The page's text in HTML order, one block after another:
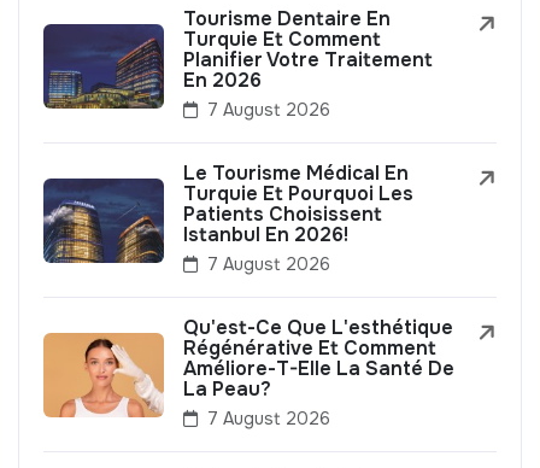
Tourisme Dentaire En
Turquie Et Comment
Planifier Votre Traitement
En 2026
7 August 2026
Le Tourisme Médical En
Turquie Et Pourquoi Les
Patients Choisissent
Istanbul En 2026!
7 August 2026
Qu'est-Ce Que L'esthétique
Régénérative Et Comment
Améliore-T-Elle La Santé De
La Peau?
7 August 2026